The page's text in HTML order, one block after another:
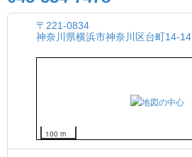
〒221-0834
神奈川県横浜市神奈川区台町14-14
100 m